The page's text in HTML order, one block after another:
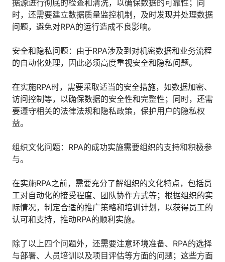
人才数字化
人才培养 | 智能教具 | 智能实训 | 课程共创
智能票据 | 自动报税 | 自动存单 | 智能审计
据源进行彻底的检查和清洗，以确保数据的可靠性；同
时，还需要建立数据质量监控机制，及时发现并处理数据
问题，避免对RPA的运行造成不良影响。
安全和隐私问题：由于RPA涉及到对机密数据和业务流程
的自动化处理，因此必须高度重视安全和隐私问题。
在实施RPA时，需要采取适当的安全措施，如数据加密、
访问控制等，以确保数据的安全性和完整性；同时，还需
要遵守相关的法律法规和隐私政策，保护用户的隐私权
益。
组织文化问题：RPA的成功实施需要组织的支持和积极参
与。
在实施RPA之前，需要充分了解组织的文化特点，包括员
工对自动化的接受程度、团队协作方式等；根据组织的实
际情况，制定合适的推广策略和培训计划，以获得员工的
认可和支持，推动RPA的顺利实施。
除了以上四个问题外，还需要注意环境准备、RPA的选择
与部署、人员培训以及项目评估等方面的问题；这些方面